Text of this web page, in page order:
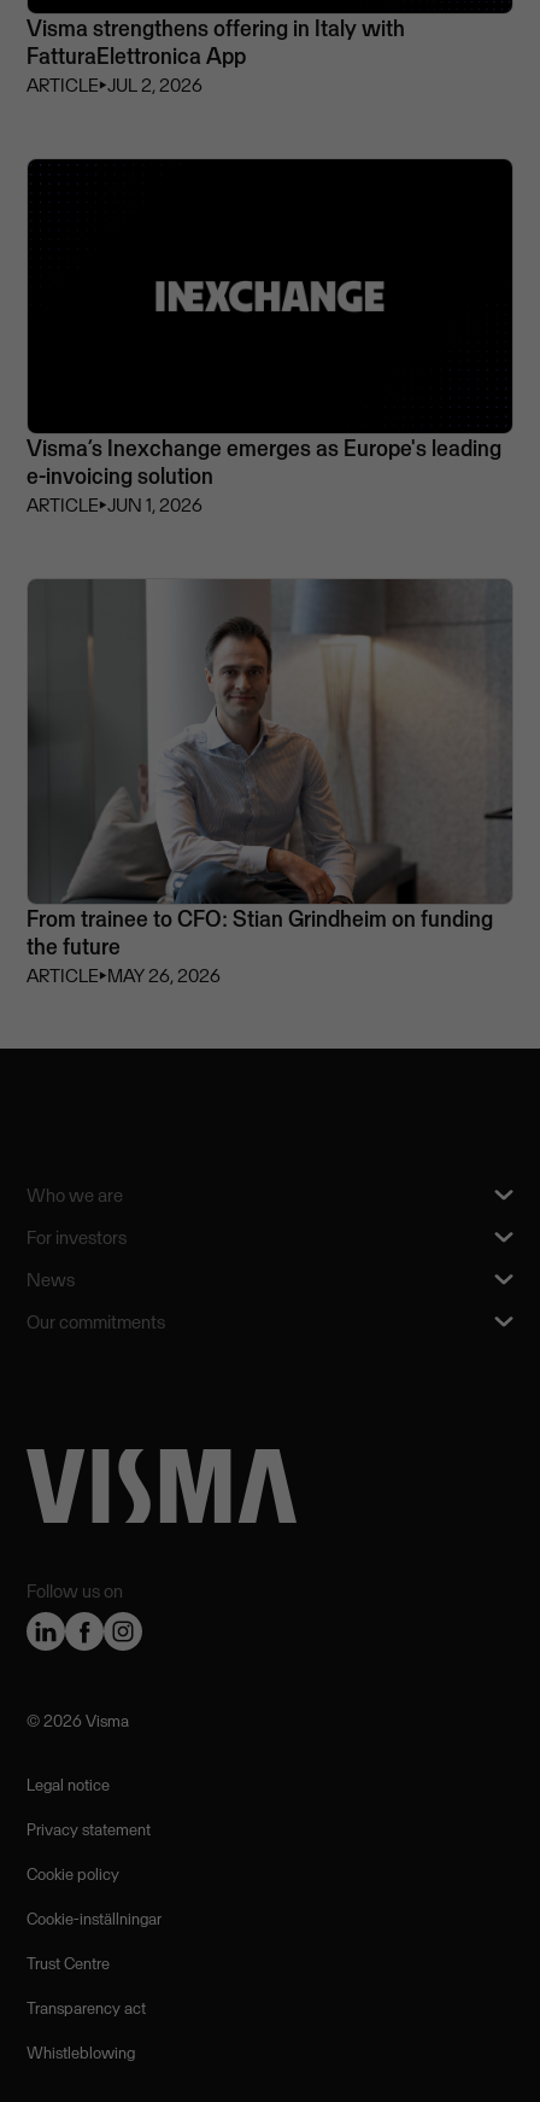
Visma strengthens offering in Italy with
FatturaElettronica App
ARTICLE⏵JUL 2, 2026
Visma’s Inexchange emerges as Europe's leading
e-invoicing solution
ARTICLE⏵JUN 1, 2026
From trainee to CFO: Stian Grindheim on funding
the future
ARTICLE⏵MAY 26, 2026
Follow us on
Who we are
For investors
News
Our commitments
©️ 2026 Visma
Legal notice
Privacy statement
Cookie policy
Cookie-inställningar
Trust Centre
Transparency act
Whistleblowing